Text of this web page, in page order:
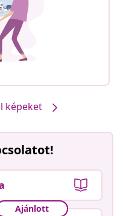
képeket
Ajánlott